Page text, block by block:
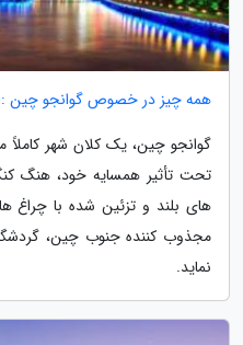
همه چیز در خصوص گوانجو چین :
گوانجو چین، یک کلان شهر
تحت تأثیر همسایه خود، هنگ
های بلند و تزئین شده با
مجذوب کننده جنوب چین،
نماید.